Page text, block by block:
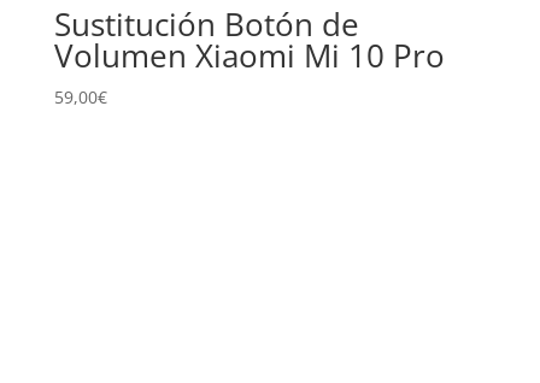
Sustitución Botón de
Volumen Xiaomi Mi 10 Pro
59,00€